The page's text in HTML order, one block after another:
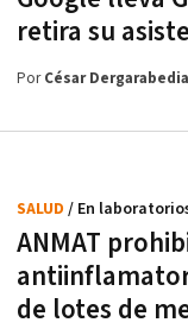
retira su
PorCésar
ANMAT
de lotes de
SALUD / En